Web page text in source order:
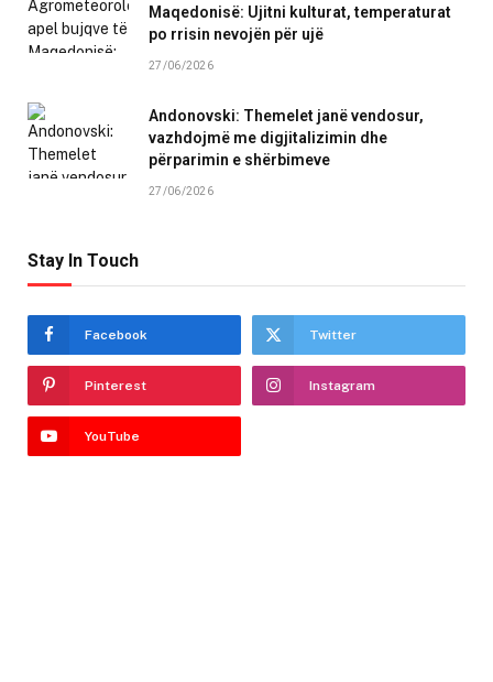
Maqedonisë: Ujitni kulturat, temperaturat
po rrisin nevojën për ujë
27/06/2026
Andonovski: Themelet janë vendosur,
vazhdojmë me digjitalizimin dhe
përparimin e shërbimeve
27/06/2026
Stay In Touch
Facebook Twitter
Pinterest Instagram
YouTube